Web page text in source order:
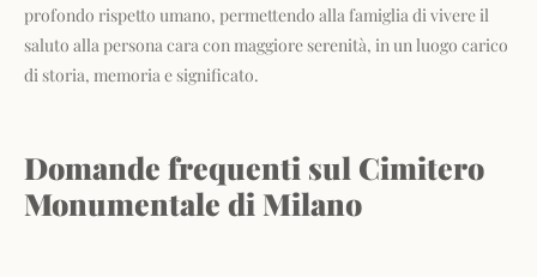
profondo rispetto umano, permettendo alla famiglia di vivere il
saluto alla persona cara con maggiore serenità, in un luogo carico
di storia, memoria e significato.
Domande frequenti sul Cimitero
Monumentale di Milano